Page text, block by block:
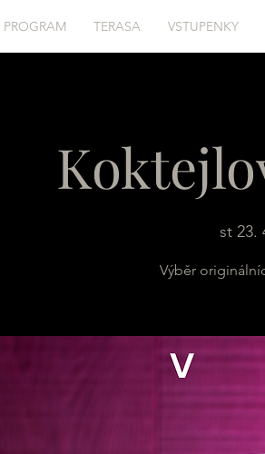
PROGRAM TERASA VSTUPENKY
st 23.
Výběr